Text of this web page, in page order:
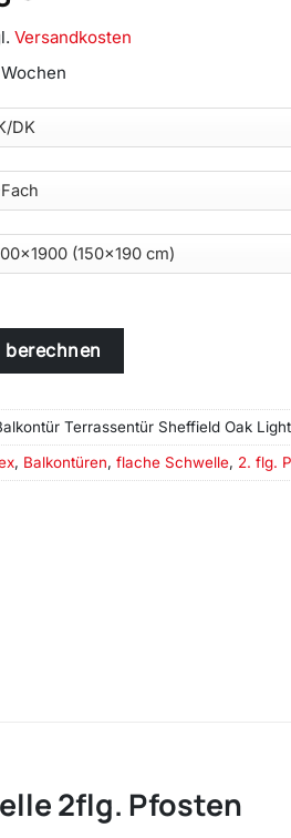
Versandkosten
Terrassentür Sheffield Oak
, Balkontüren, flache Schwelle, 2. flg.
2flg. Pfosten